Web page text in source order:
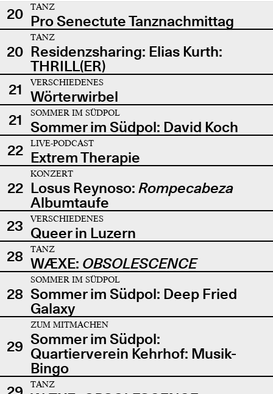
20
TANZ
Pro Senectute Tanznachmittag
20
TANZ
Residenzsharing: Elias Kurth:
THRILL(ER)
21
VERSCHIEDENES
Wörterwirbel
21
SOMMER IM SÜDPOL
Sommer im Südpol: David Koch
22
LIVE-PODCAST
Extrem Therapie
22
KONZERT
Losus Reynoso: Rompecabeza
Albumtaufe
23
VERSCHIEDENES
Queer in Luzern
28
TANZ
WÆXE: OBSOLESCENCE
28
SOMMER IM SÜDPOL
Sommer im Südpol: Deep Fried
Galaxy
29
ZUM MITMACHEN
Sommer im Südpol:
Quartierverein Kehrhof: Musik-
Bingo
TANZ